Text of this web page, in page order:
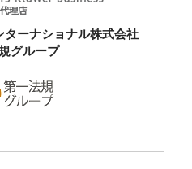
ーナショナル株式会社
グループ